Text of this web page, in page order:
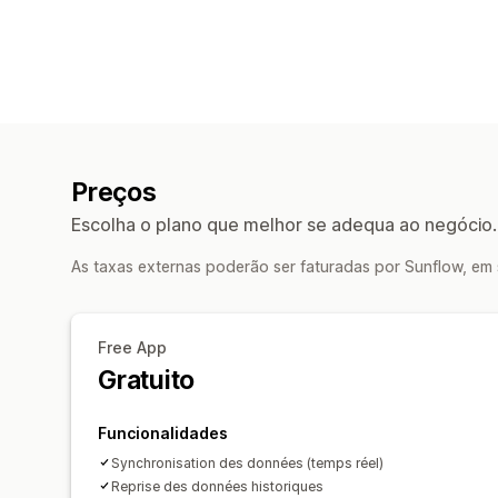
Preços
Escolha o plano que melhor se adequa ao negócio.
As taxas externas poderão ser faturadas por Sunflow,
Free App
Gratuito
Funcionalidades
Synchronisation des données (temps réel)
Reprise des données historiques